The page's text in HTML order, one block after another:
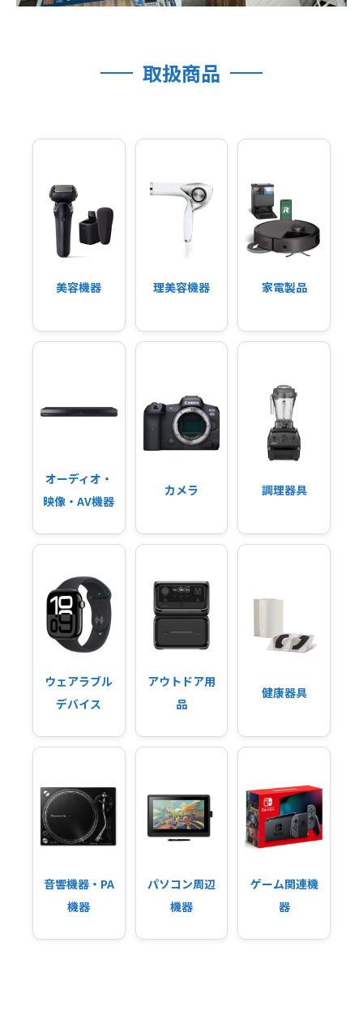
取扱商品
美容機器 理美容機器 家電製品
オーディオ・
映像・AV機器
カメラ 調理器具
ウェアラブル
デバイス
アウトドア用
品
健康器具
音響機器・PA
機器
パソコン周辺
機器
ゲーム関連機
器